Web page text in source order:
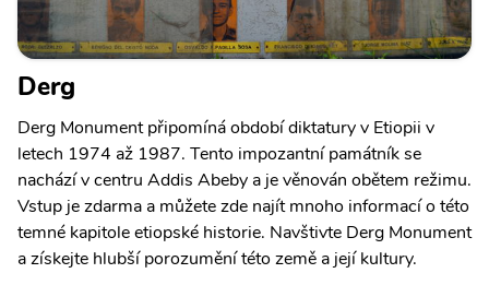
Derg
Derg Monument připomíná období diktatury v Etiopii v
letech 1974 až 1987. Tento impozantní památník se
nachází v centru Addis Abeby a je věnován obětem režimu.
Vstup je zdarma a můžete zde najít mnoho informací o této
temné kapitole etiopské historie. Navštivte Derg Monument
a získejte hlubší porozumění této země a její kultury.